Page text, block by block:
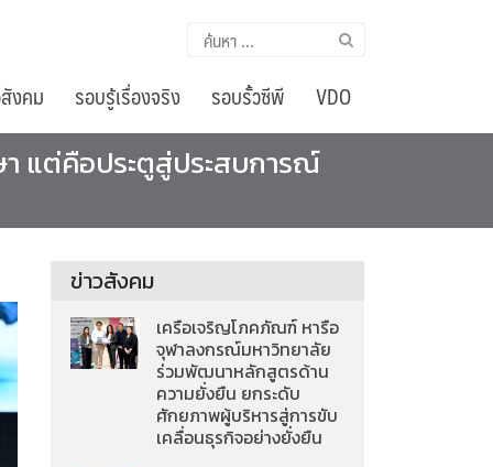
ค้นหา
งคม รอบรู้เรื่องจริง รอบรั้วซีพี VDO
แต่คือประตูสู่ประสบการณ์
ข่าวสังคม
เครือเจริญโภคภัณฑ์ หารือ
จุฬาลงกรณ์มหาวิทยาลัย
ร่วมพัฒนาหลักสูตรด้าน
ความยั่งยืน ยกระดับ
ศักยภาพผู้บริหารสู่การขับ
เคลื่อนธุรกิจอย่างยั่งยืน